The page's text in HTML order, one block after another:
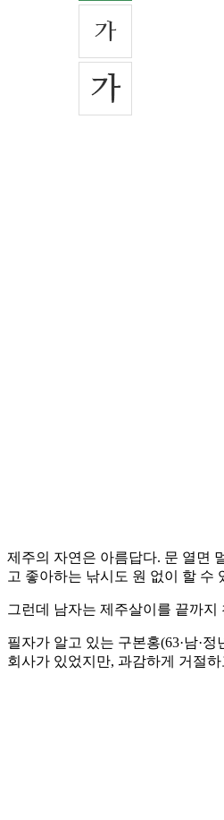
제주의 자연은 아름답다. 문 열면
고 좋아하는 낚시도 원 없이 할 수
그런데 남자는 제주살이를 끝까
필자가 알고 있는 구본홍(63·남·
회사가 있었지만, 과감하게 거절